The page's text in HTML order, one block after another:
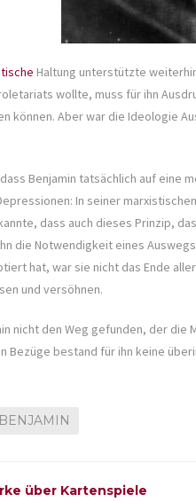
Haltung unterstützte
wollte, muss für ihn
können. Aber war die Ideologie
Benjamin tatsächlich auf eine
In seiner
dass auch dieses Prinzip,
die Notwendigkeit eines
hat, war sie nicht das Ende
und versöhnen.
nicht den Weg gefunden, der
Bezüge bestand für ihn keine
über Kartenspiele